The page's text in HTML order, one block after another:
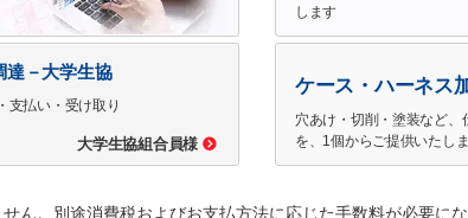
達－大学生協
支払い・受け取り
大学生協組合員様
します
ケース・ハーネス
穴あけ・切削・塗装など
を、1個からご提供いたし
。別途消費税およびお支払方法に応じた手数料が必要にな